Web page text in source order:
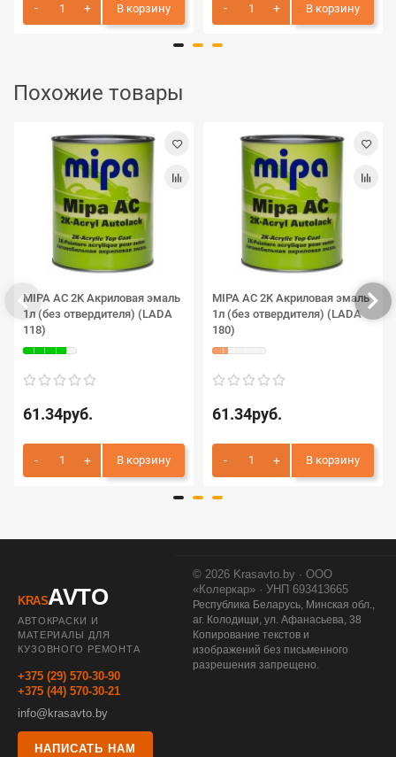
В корзину В корзину
Похожие товары
MIPA AC 2K Акриловая эмаль
1л (без отвердителя) (LADA
118)
61.34руб.
В корзину
MIPA AC 2K Акриловая эмаль
1л (без отвердителя) (LADA
180)
61.34руб.
В корзину
KRASAVTO
АВТОКРАСКИ И
МАТЕРИАЛЫ ДЛЯ
КУЗОВНОГО РЕМОНТА
+375 (29) 570-30-90
+375 (44) 570-30-21
info@krasavto.by
НАПИСАТЬ НАМ
© 2026 Krasavto.by · ООО
«Колеркар» · УНП 693413665
Республика Беларусь, Минская обл.,
аг. Колодищи, ул. Афанасьева, 38
Копирование текстов и
изображений без письменного
разрешения запрещено.